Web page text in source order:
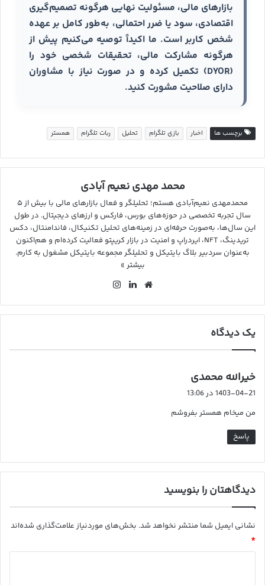
بازارهای مالی، مسئولیت نهایی هرگونه تصمیم‌گیری
اقتصادی، سود یا ضرر احتمالی، به‌طور کامل بر عهده
شخص کاربر است. ما اکیداً توصیه می‌کنیم پیش از
هرگونه مشارکت مالی، تحقیقات شخصی خود را
(DYOR) تکمیل کرده و در صورت نیاز با مشاوران
دارای صلاحیت مشورت کنید.
برچسب ها اخبار بازی تلگرام تحلیل ربات تلگرام همستر
محمد مهدی نعیم آبادی
محمدمهدی نعیم‌آبادی هستم؛ تحلیلگر و فعال بازارهای مالی با بیش از ۵
سال تجربه تخصصی در حوزه‌های بورس، فارکس و ارزهای دیجیتال. در طول
این سال‌ها، به‌صورت حرفه‌ای در زمینه‌های تحلیل تکنیکال، فاندامنتال، دکس
تریدینگ، NFT، ایردراپ و امنیت در بازار کریپتو فعالیت کرده‌ام و هم‌اکنون
به‌عنوان سردبیر بلاگ بایتیکل و تحلیلگر مجموعه بایتیکل مشغول به کارم.
بیشتر »
وب
ت
لین
ین گرا
یک دیدگاه
خیرالله محمدی
ف
:
1403-04-21 در 13:06
من میخام همستر بفروشم
پاسخ
دیدگاهتان را بنویسید
نشانی ایمیل شما منتشر نخواهد شد. بخش‌های موردنیاز علامت‌گذاری شده‌اند
*